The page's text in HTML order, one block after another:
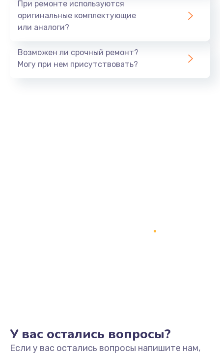
При ремонте используются
оригинальные комплектующие
или аналоги?
Возможен ли срочный ремонт?
Могу при нем присутствовать?
У вас остались вопросы?
Если у вас остались вопросы напишите нам,